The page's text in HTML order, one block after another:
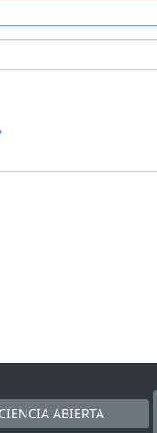
CIENCIA ABIERTA